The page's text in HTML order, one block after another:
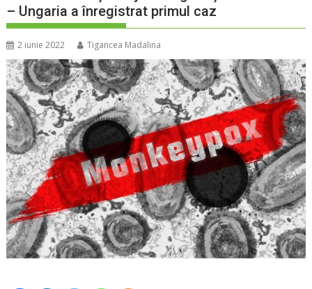
– Ungaria a înregistrat primul caz
2 iunie 2022 Tigancea Madalina